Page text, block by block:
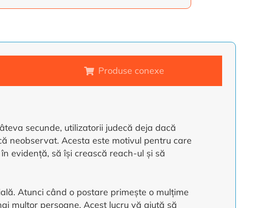
Produse conexe
secunde, utilizatorii judecă deja dacă
neobservat. Acesta este motivul pentru care
evidență, să își crească reach-ul și să
Atunci când o postare primește o mulțime
multor persoane. Acest lucru vă ajută să